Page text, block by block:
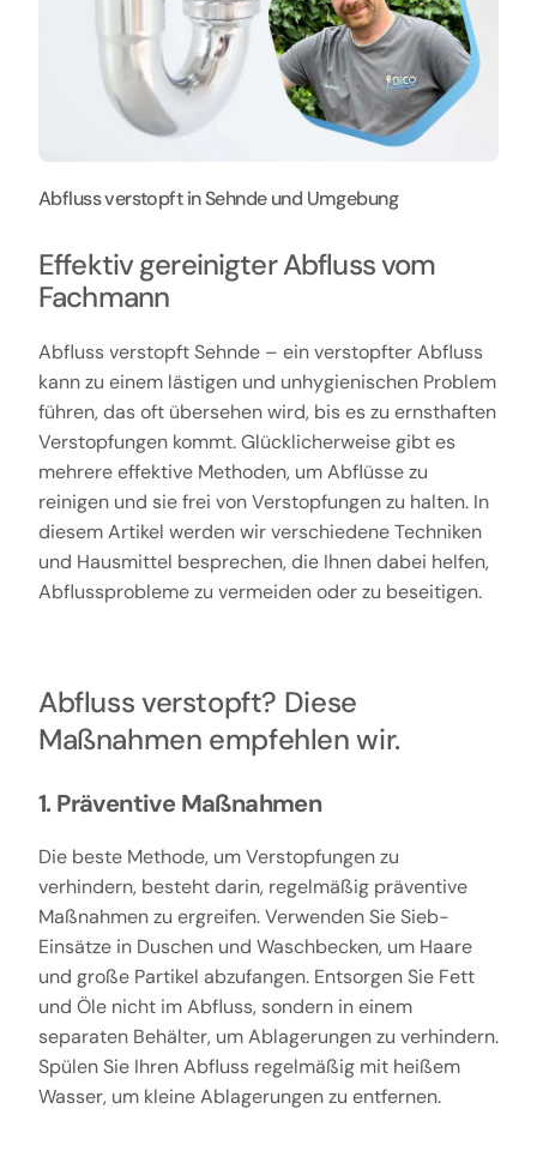
Abfluss verstopft in Sehnde und Umgebung
Effektiv gereinigter Abfluss vom
Fachmann
Abfluss verstopft Sehnde – ein verstopfter Abfluss
kann zu einem lästigen und unhygienischen Problem
führen, das oft übersehen wird, bis es zu ernsthaften
Verstopfungen kommt. Glücklicherweise gibt es
mehrere effektive Methoden, um Abflüsse zu
reinigen und sie frei von Verstopfungen zu halten. In
diesem Artikel werden wir verschiedene Techniken
und Hausmittel besprechen, die Ihnen dabei helfen,
Abflussprobleme zu vermeiden oder zu beseitigen.
Abfluss verstopft? Diese
Maßnahmen empfehlen wir.
1. Präventive Maßnahmen
Die beste Methode, um Verstopfungen zu
verhindern, besteht darin, regelmäßig präventive
Maßnahmen zu ergreifen. Verwenden Sie Sieb-
Einsätze in Duschen und Waschbecken, um Haare
und große Partikel abzufangen. Entsorgen Sie Fett
und Öle nicht im Abfluss, sondern in einem
separaten Behälter, um Ablagerungen zu verhindern.
Spülen Sie Ihren Abfluss regelmäßig mit heißem
Wasser, um kleine Ablagerungen zu entfernen.